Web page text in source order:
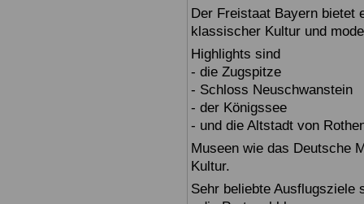
Der Freistaat Bayern bietet
klassischer Kultur und
Highlights sind
- die Zugspitze
- Schloss Neuschwanstein
- der Königssee
- und die Altstadt von
Museen wie das Deutsche
Kultur.
Sehr beliebte Ausflugsziele